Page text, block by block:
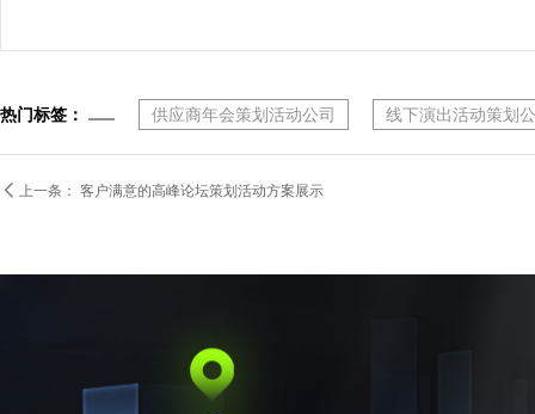
热门标签： 供应商年会策划活动公司 线下演出活动策划
 上一条： 客户满意的高峰论坛策划活动方案展示